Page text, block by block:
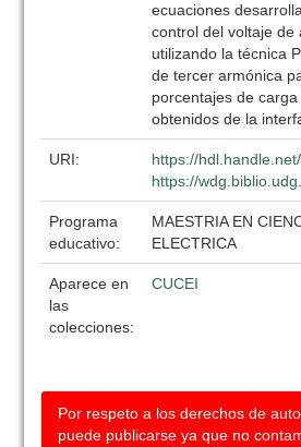
ecuaciones
control del voltaje de
utilizando la técnica
de tercer armónica
porcentajes de
obtenidos de la
URI:
https://
https://
Programa
educativo:
MAESTRIA EN
ELECTRICA
Aparece en
las
colecciones:
CUCEI
Por respeto a los derechos de
puede publicarse ya que no